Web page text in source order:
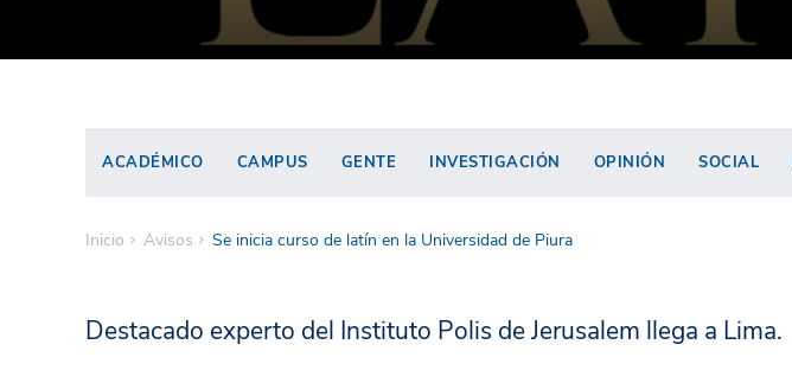
ACADÉMICO CAMPUS GENTE INVESTIGACIÓN OPINIÓN SOCIAL
Inicio Avisos Se inicia curso de latín en la Universidad de Piura
Destacado experto del Instituto Polis de Jerusalem llega a Lima.